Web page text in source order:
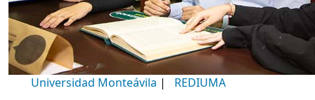
Universidad Monteávila | REDIUMA